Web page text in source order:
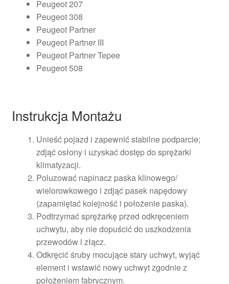
Peugeot 207
Peugeot 308
Peugeot Partner
Peugeot Partner III
Peugeot Partner Tepee
Peugeot 508
Instrukcja Montażu
Unieść pojazd i zapewnić stabilne podparcie;
zdjąć osłony i uzyskać dostęp do sprężarki
klimatyzacji.
Poluzować napinacz paska klinowego/
wielorowkowego i zdjąć pasek napędowy
(zapamiętać kolejność i położenie paska).
Podtrzymać sprężarkę przed odkręceniem
uchwytu, aby nie dopuścić do uszkodzenia
przewodów i złącz.
Odkręcić śruby mocujące stary uchwyt, wyjąć
element i wstawić nowy uchwyt zgodnie z
położeniem fabrycznym.